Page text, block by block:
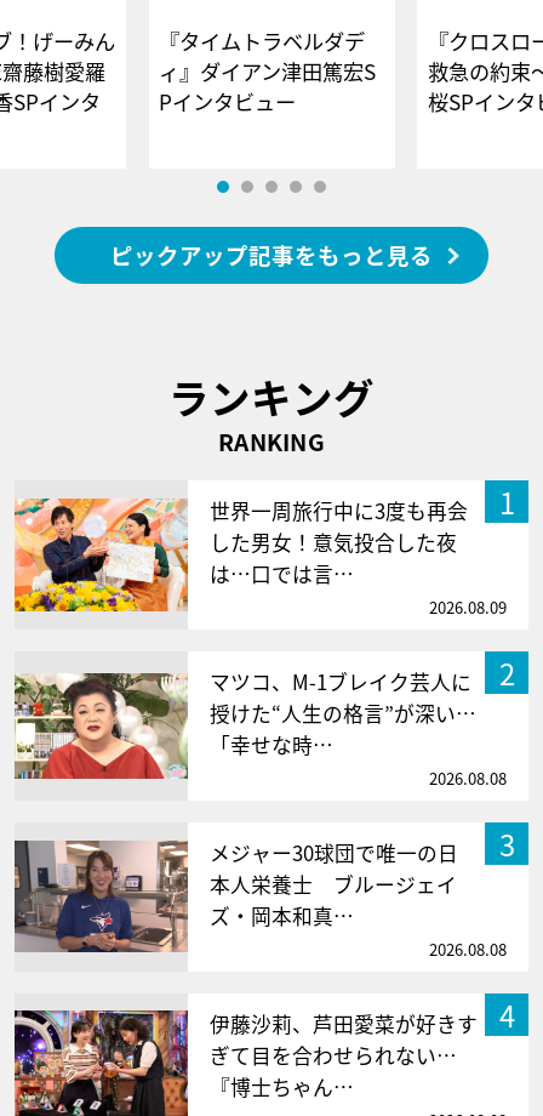
！げーみん
藤樹愛羅
SPインタ
『タイムトラベルダデ
ィ』ダイアン津田篤宏S
Pインタビュー
『クロス
救急の約束
桜SPイ
ピックアップ記事をもっと見る
ランキング
RANKING
1
世界一周旅行中に3度も再会
した男女！意気投合した夜
は…口では言…
2026.08.09
2
マツコ、M-1ブレイク芸人に
授けた“人生の格言”が深い…
「幸せな時…
2026.08.08
3
メジャー30球団で唯一の日
本人栄養士 ブルージェイ
ズ・岡本和真…
2026.08.08
4
伊藤沙莉、芦田愛菜が好きす
ぎて目を合わせられない…
『博士ちゃん…